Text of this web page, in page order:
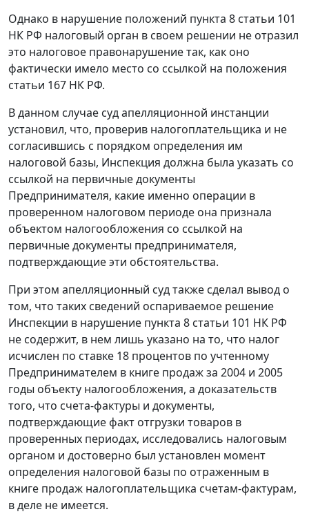
Однако в нарушение положений пункта 8 статьи 101
НК РФ налоговый орган в своем решении не отразил
это налоговое правонарушение так, как оно
фактически имело место со ссылкой на положения
статьи 167 НК РФ.
В данном случае суд апелляционной инстанции
установил, что, проверив налогоплательщика и не
согласившись с порядком определения им
налоговой базы, Инспекция должна была указать со
ссылкой на первичные документы
Предпринимателя, какие именно операции в
проверенном налоговом периоде она признала
объектом налогообложения со ссылкой на
первичные документы предпринимателя,
подтверждающие эти обстоятельства.
При этом апелляционный суд также сделал вывод о
том, что таких сведений оспариваемое решение
Инспекции в нарушение пункта 8 статьи 101 НК РФ
не содержит, в нем лишь указано на то, что налог
исчислен по ставке 18 процентов по учтенному
Предпринимателем в книге продаж за 2004 и 2005
годы объекту налогообложения, а доказательств
того, что счета-фактуры и документы,
подтверждающие факт отгрузки товаров в
проверенных периодах, исследовались налоговым
органом и достоверно был установлен момент
определения налоговой базы по отраженным в
книге продаж налогоплательщика счетам-фактурам,
в деле не имеется.